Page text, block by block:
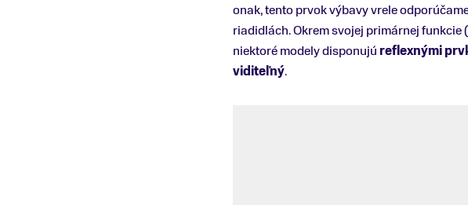
onak, tento prvok výbavy vrele
riadidlách. Okrem svojej primárnej funkcie (
niektoré modely disponujúreflexnými
viditeľný.